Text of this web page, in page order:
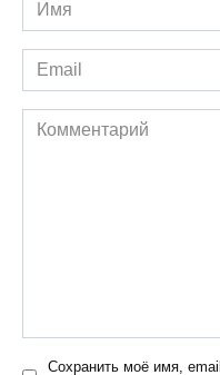
*
Email
*
Комментарий
Сохранить моё имя,